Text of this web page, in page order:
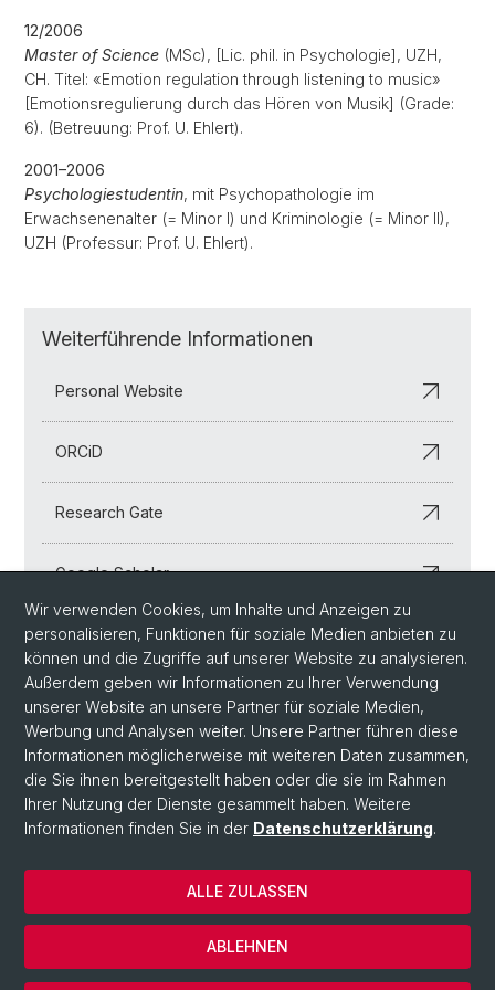
12/2006
Master of Science (MSc), [Lic. phil. in Psychologie], UZH,
CH. Titel: «Emotion regulation through listening to music»
[Emotionsregulierung durch das Hören von Musik] (Grade:
6). (Betreuung: Prof. U. Ehlert).
2001–2006
Psychologiestudentin, mit Psychopathologie im
Erwachsenenalter (= Minor I) und Kriminologie (= Minor II),
UZH (Professur: Prof. U. Ehlert).
Weiterführende Informationen
Personal Website
ORCiD
Research Gate
Google Scholar
LinkedIn
© Universität Basel
Datenschutzerklärung
Wir verwenden Cookies, um Inhalte und Anzeigen zu
personalisieren, Funktionen für soziale Medien anbieten zu
können und die Zugriffe auf unserer Website zu analysieren.
Außerdem geben wir Informationen zu Ihrer Verwendung
unserer Website an unsere Partner für soziale Medien,
Werbung und Analysen weiter. Unsere Partner führen diese
Informationen möglicherweise mit weiteren Daten zusammen,
die Sie ihnen bereitgestellt haben oder die sie im Rahmen
Ihrer Nutzung der Dienste gesammelt haben. Weitere
Informationen finden Sie in der Datenschutzerklärung.
ABLEHNEN
ALLE ZULASSEN